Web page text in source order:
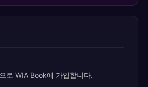
으로 WIA Book에 가입합니다.